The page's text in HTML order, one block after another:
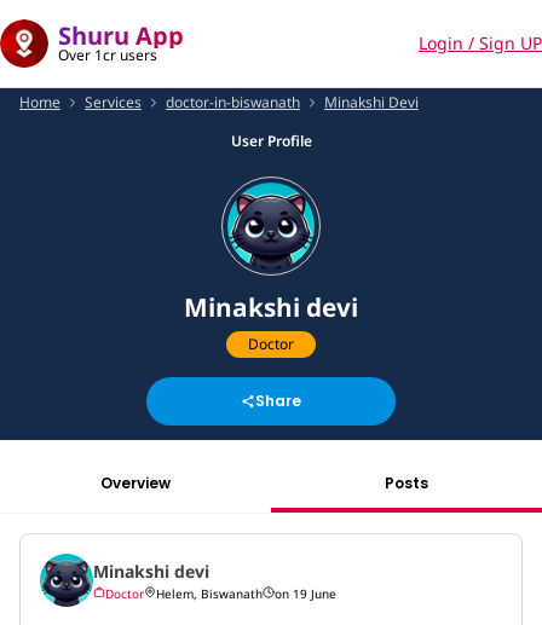
Shuru App
Over 1cr users
Login / Sign UP
Home Services doctor-in-biswanath
Minakshi Devi
User Profile
Minakshi devi
Doctor
Share
Overview Posts
Minakshi devi
Doctor Helem, Biswanath on 19 June